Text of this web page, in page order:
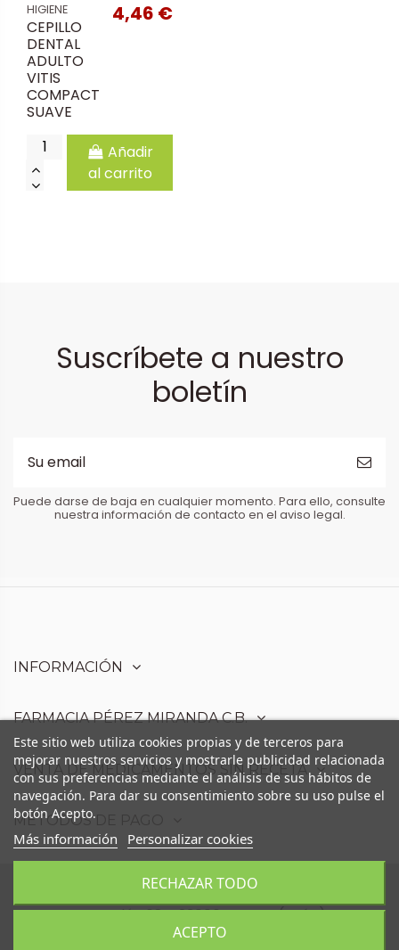
HIGIENE
CEPILLO
DENTAL
ADULTO
VITIS
COMPACT
SUAVE
4,46 €
Añadir
al carrito
Suscríbete a nuestro
boletín
Puede darse de baja en cualquier momento. Para ello, consulte
nuestra información de contacto en el aviso legal.
INFORMACIÓN
FARMACIA PÉREZ MIRANDA C.B.
VENTA DE MEDICAMENTOS SIN RECETA
MÉTODOS DE PAGO
Este sitio web utiliza cookies propias y de terceros para
mejorar nuestros servicios y mostrarle publicidad relacionada
con sus preferencias mediante el análisis de sus hábitos de
navegación. Para dar su consentimiento sobre su uso pulse el
botón Acepto.
Más información Personalizar cookies
RECHAZAR TODO
ACEPTO
Farmacia Pérez Miranda C.B. - Avd. Moris
Marrodán,68 - 23006 Martos (Jaén)